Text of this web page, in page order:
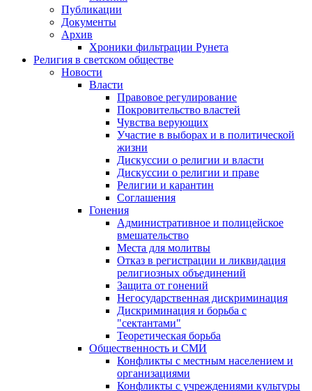
Публикации
Документы
Архив
Хроники фильтрации Рунета
Религия в светском обществе
Новости
Власти
Правовое регулирование
Покровительство властей
Чувства верующих
Участие в выборах и в политической
жизни
Дискуссии о религии и власти
Дискуссии о религии и праве
Религии и карантин
Соглашения
Гонения
Административное и полицейское
вмешательство
Места для молитвы
Отказ в регистрации и ликвидация
религиозных объединений
Защита от гонений
Негосударственная дискриминация
Дискриминация и борьба с
"сектантами"
Теоретическая борьба
Общественность и СМИ
Конфликты с местным населением и
организациями
Конфликты с учреждениями культуры